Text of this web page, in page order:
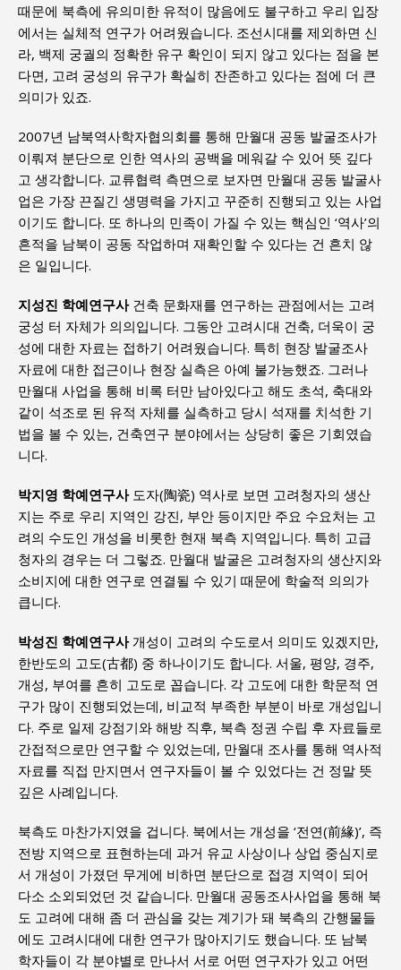
때문에 북측에 유의미한 유적이 많음에도 불구하고 우리 입장
에서는 실체적 연구가 어려웠습니다. 조선시대를 제외하면 신
라, 백제 궁궐의 정확한 유구 확인이 되지 않고 있다는 점을 본
다면, 고려 궁성의 유구가 확실히 잔존하고 있다는 점에 더 큰
의미가 있죠.
2007년 남북역사학자협의회를 통해 만월대 공동 발굴조사가
이뤄져 분단으로 인한 역사의 공백을 메워갈 수 있어 뜻 깊다
고 생각합니다. 교류협력 측면으로 보자면 만월대 공동 발굴사
업은 가장 끈질긴 생명력을 가지고 꾸준히 진행되고 있는 사업
이기도 합니다. 또 하나의 민족이 가질 수 있는 핵심인 ‘역사’의
흔적을 남북이 공동 작업하며 재확인할 수 있다는 건 흔치 않
은 일입니다.
지성진 학예연구사건축 문화재를 연구하는 관점에서는 고려
궁성 터 자체가 의의입니다. 그동안 고려시대 건축, 더욱이 궁
성에 대한 자료는 접하기 어려웠습니다. 특히 현장 발굴조사
자료에 대한 접근이나 현장 실측은 아예 불가능했죠. 그러나
만월대 사업을 통해 비록 터만 남아있다고 해도 초석, 축대와
같이 석조로 된 유적 자체를 실측하고 당시 석재를 치석한 기
법을 볼 수 있는, 건축연구 분야에서는 상당히 좋은 기회였습
니다.
박지영 학예연구사도자(陶瓷) 역사로 보면 고려청자의 생산
지는 주로 우리 지역인 강진, 부안 등이지만 주요 수요처는 고
려의 수도인 개성을 비롯한 현재 북측 지역입니다. 특히 고급
청자의 경우는 더 그렇죠. 만월대 발굴은 고려청자의 생산지와
소비지에 대한 연구로 연결될 수 있기 때문에 학술적 의의가
큽니다.
박성진 학예연구사개성이 고려의 수도로서 의미도 있겠지만,
한반도의 고도(古都) 중 하나이기도 합니다. 서울, 평양, 경주,
개성, 부여를 흔히 고도로 꼽습니다. 각 고도에 대한 학문적 연
구가 많이 진행되었는데, 비교적 부족한 부분이 바로 개성입니
다. 주로 일제 강점기와 해방 직후, 북측 정권 수립 후 자료들로
간접적으로만 연구할 수 있었는데, 만월대 조사를 통해 역사적
자료를 직접 만지면서 연구자들이 볼 수 있었다는 건 정말 뜻
깊은 사례입니다.
북측도 마찬가지였을 겁니다. 북에서는 개성을 ‘전연(前緣)’, 즉
전방 지역으로 표현하는데 과거 유교 사상이나 상업 중심지로
서 개성이 가졌던 무게에 비하면 분단으로 접경 지역이 되어
다소 소외되었던 것 같습니다. 만월대 공동조사사업을 통해 북
도 고려에 대해 좀 더 관심을 갖는 계기가 돼 북측의 간행물들
에도 고려시대에 대한 연구가 많아지기도 했습니다. 또 남북
학자들이 각 분야별로 만나서 서로 어떤 연구자가 있고 어떤